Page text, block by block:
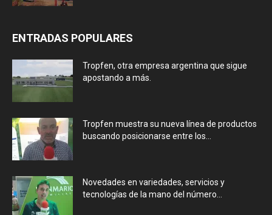
ENTRADAS POPULARES
Tropfen, otra empresa argentina que sigue
apostando a más.
Tropfen muestra su nueva línea de productos
buscando posicionarse entre los...
Novedades en variedades, servicios y
tecnologías de la mano del número...